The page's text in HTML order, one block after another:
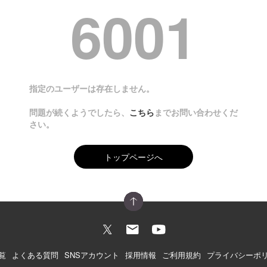
6001
指定のユーザーは存在しません。
問題が続くようでしたら、 こちらまでお問い合わせくだ
さい。
トップページへ
よくある質問 SNSアカウント 採用情報 ご利用規約 プライバシーポ